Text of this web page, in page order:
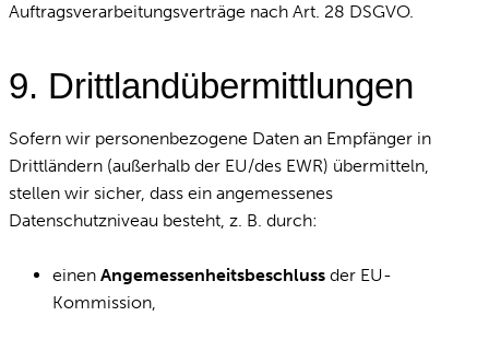
Auftragsverarbeitungsverträge nach Art. 28 DSGVO.
9. Drittlandübermittlungen
Sofern wir personenbezogene Daten an Empfänger in
Drittländern (außerhalb der EU/des EWR) übermitteln,
stellen wir sicher, dass ein angemessenes
Datenschutzniveau besteht, z. B. durch:
einen Angemessenheitsbeschluss der EU-
Kommission,